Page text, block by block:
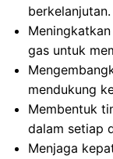
berkelanjutan.
gas untuk
mendukung
Membentuk
dalam setiap
Menjaga